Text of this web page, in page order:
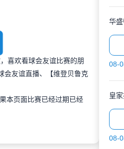
喜欢看球会友谊比赛的朋
会友谊直播、【维登贝鲁克
本页面比赛已经过期已经
华
08-
皇
08-